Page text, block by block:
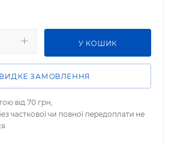
У КОШИК
ЗАМОВЛЕННЯ
від 70 грн,
часткової чи повної передоплати не